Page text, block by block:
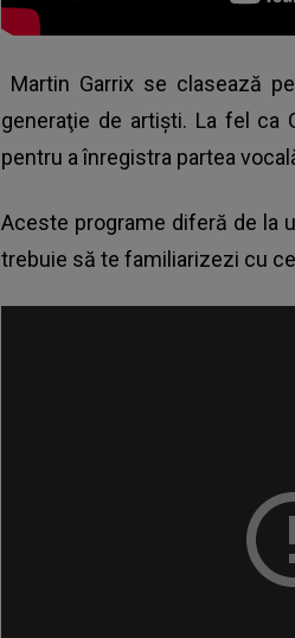
Martin Garrix se clasează
generaţie de artişti. La fel ca
pentru a înregistra partea
Aceste programe diferă de la
trebuie să te familiarizezi cu